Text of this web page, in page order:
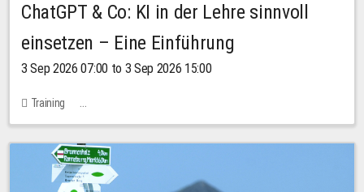
ChatGPT & Co: KI in der Lehre sinnvoll
einsetzen – Eine Einführung
3 Sep 2026 07:00 to 3 Sep 2026 15:00
Training
Bachstraße 18k - SR 102 (Seminarraum Servicestelle LehreLernen)